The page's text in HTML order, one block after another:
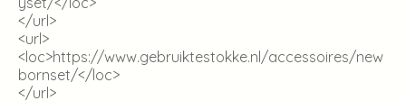
</url>
<url>
<loc>https://www.gebruiktestokke.nl/accessoires/new
bornset/</loc>
</url>